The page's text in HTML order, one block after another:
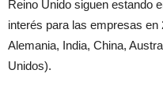
Reino Unido siguen estando
interés para las empresas
Alemania, India, China,
Unidos).